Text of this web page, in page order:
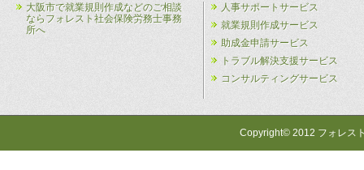
大阪市で就業規則作成などのご相談
ならフォレスト社会保険労務士事務
所へ
人事サポートサービス
就業規則作成サービス
助成金申請サービス
トラブル解決支援サービス
コンサルティングサービス
Copyright© 2012 フォレス